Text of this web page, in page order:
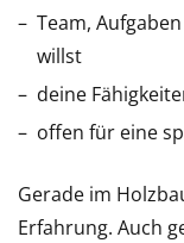
Team,
willst
deine
offen für eine
Gerade im
Erfahrung. Auch